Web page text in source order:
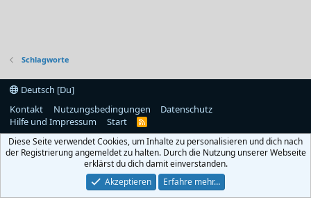
Schlagworte
Deutsch [Du]
Kontakt
Nutzungsbedingungen
Datenschutz
Hilfe und Impressum
Start
R
S
Diese Seite verwendet Cookies, um Inhalte zu personalisieren und dich nach
der Registrierung angemeldet zu halten. Durch die Nutzung unserer Webseite
erklärst du dich damit einverstanden.
Akzeptieren
Erfahre mehr…